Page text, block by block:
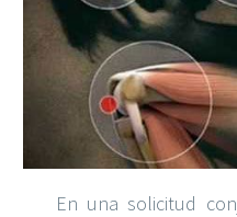
En una solicitud